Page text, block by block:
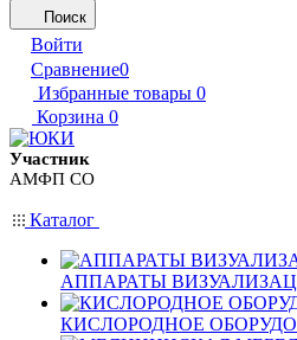
Поиск
Войти
Сравнение0
Избранные товары 0
Корзина 0
Участник
АМФП СО
Каталог
АППАРАТЫ
КИСЛОРОДНОЕ